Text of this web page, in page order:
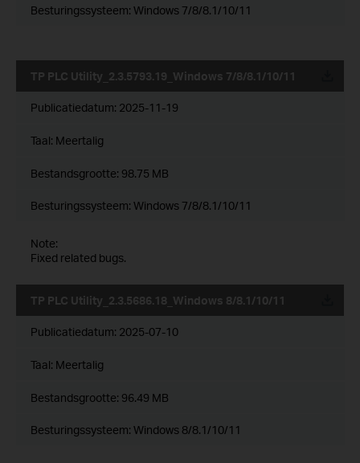
Besturingssysteem: Windows 7/8/8.1/10/11
TP PLC Utility_2.3.5793.19_Windows 7/8/8.1/10/11
Publicatiedatum: 2025-11-19
Taal: Meertalig
Bestandsgrootte: 98.75 MB
Besturingssysteem: Windows 7/8/8.1/10/11
Note:
Fixed related bugs.
TP PLC Utility_2.3.5686.18_Windows 8/8.1/10/11
Publicatiedatum: 2025-07-10
Taal: Meertalig
Bestandsgrootte: 96.49 MB
Besturingssysteem: Windows 8/8.1/10/11